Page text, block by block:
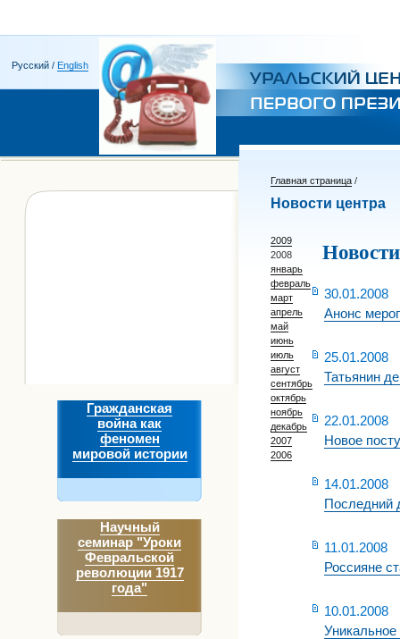
Русский / English
Гражданская
война как
феномен
мировой истории
Научный
семинар "Уроки
Февральской
революции 1917
года"
Главная страница /
Новости центра
2009
2008
январь
февраль
март
апрель
май
июнь
июль
август
сентябрь
октябрь
ноябрь
декабрь
2007
2006
30.01.2008
Анонс
25.01.2008
Татьянин
22.01.2008
Новое
14.01.2008
Последний
11.01.2008
Россияне
10.01.2008